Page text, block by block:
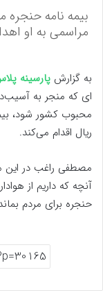
بیمه نامه
مراسمی به او
به گزارش پارسینه
ای که منجر به
ریال اقدام می‌کند.
مصطفی راغب در این
آنچه که داریم از
حنجره برای مردم